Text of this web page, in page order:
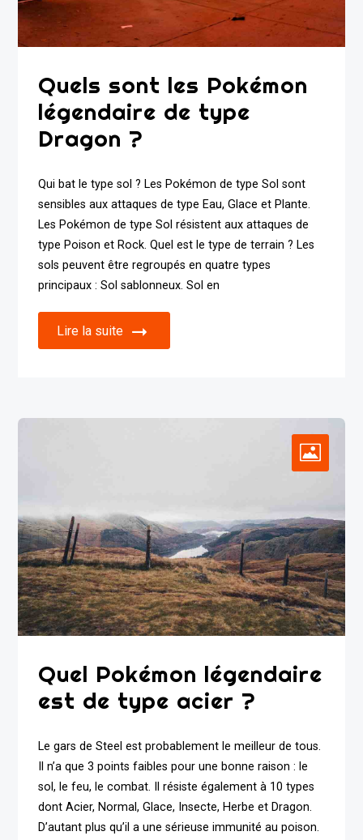
Quels sont les Pokémon
légendaire de type
Dragon ?
Qui bat le type sol ? Les Pokémon de type Sol sont
sensibles aux attaques de type Eau, Glace et Plante.
Les Pokémon de type Sol résistent aux attaques de
type Poison et Rock. Quel est le type de terrain ? Les
sols peuvent être regroupés en quatre types
principaux : Sol sablonneux. Sol en
Lire la suite
Quel Pokémon légendaire
est de type acier ?
Le gars de Steel est probablement le meilleur de tous.
Il n’a que 3 points faibles pour une bonne raison : le
sol, le feu, le combat. Il résiste également à 10 types
dont Acier, Normal, Glace, Insecte, Herbe et Dragon.
D’autant plus qu’il a une sérieuse immunité au poison.